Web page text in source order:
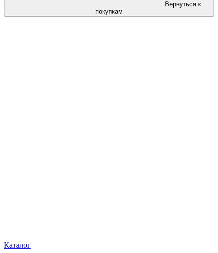
Вернуться к
покупкам
Каталог